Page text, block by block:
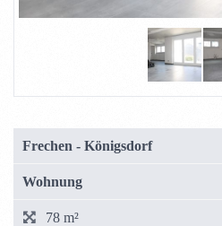
Frechen - Königsdorf
Wohnung
78 m²